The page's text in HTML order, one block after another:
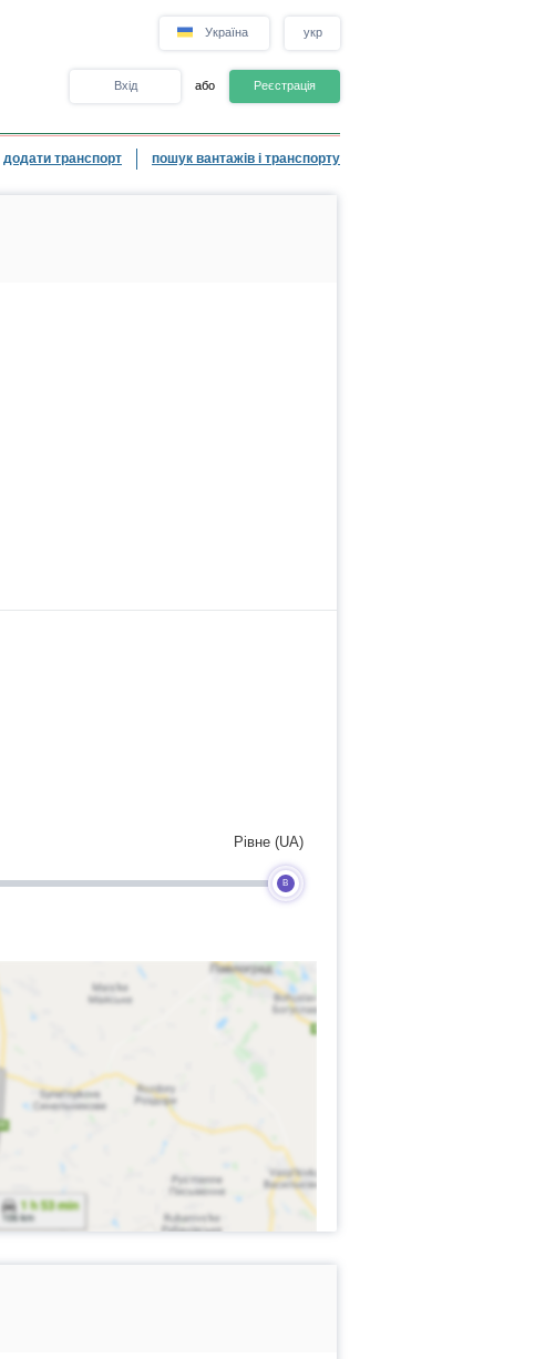
Україна укр
Вхід або Реєстрація
додати транспорт пошук вантажів і транспорту
B
Рівне (UA)